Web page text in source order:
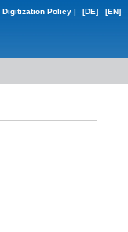
Digitization Policy | [DE] [EN]